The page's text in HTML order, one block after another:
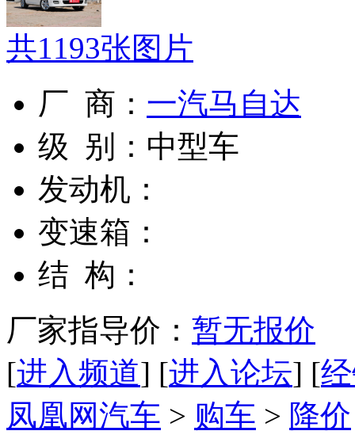
共1193张图片
厂 商： 一汽马自达
级 别： 中型车
发动机：
变速箱：
结 构：
厂家指导价： 暂无报价
[进入频道] [进入论坛] [
凤凰网汽车 > 购车 > 降价